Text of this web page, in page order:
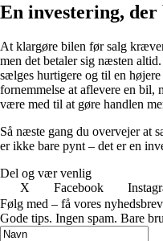
En investering, der
At klargøre bilen før salg
men det betaler sig næsten
sælges hurtigere og til en
fornemmelse at aflevere en bil,
være med til at gøre handlen
Så næste gang du overvejer at
er ikke bare pynt – det er en
Del og vær venlig
X
Facebook
Følg med – få vores nyhedsbrev
Gode tips. Ingen spam. Bare